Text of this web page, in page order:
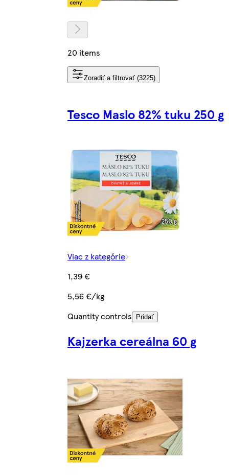
20 items
Zoradiť a filtrovať (3225)
Tesco Maslo 82% tuku 250 g
Viac z kategórie
1,39 €
5,56 €/kg
Quantity controls
Pridať
Kajzerka cereálna 60 g